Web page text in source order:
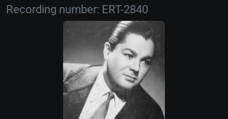
Recording number: ERT-2840